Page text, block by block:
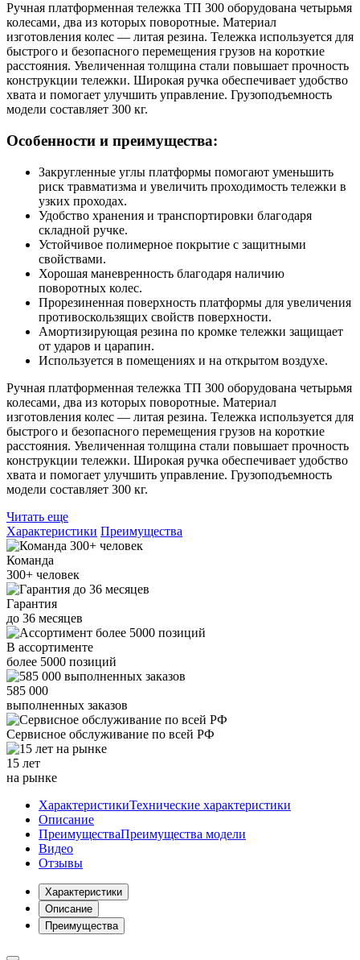
Ручная платформенная тележка ТП 300 оборудована четырьмя
колесами, два из которых поворотные. Материал
изготовления колес — литая резина. Тележка используется для
быстрого и безопасного перемещения грузов на короткие
расстояния. Увеличенная толщина стали повышает прочность
конструкции тележки. Широкая ручка обеспечивает удобство
хвата и помогает улучшить управление. Грузоподъемность
модели составляет 300 кг.
Особенности и преимущества:
Закругленные углы платформы помогают уменьшить
риск травматизма и увеличить проходимость тележки в
узких проходах.
Удобство хранения и транспортировки благодаря
складной ручке.
Устойчивое полимерное покрытие с защитными
свойствами.
Хорошая маневренность благодаря наличию
поворотных колес.
Прорезиненная поверхность платформы для увеличения
противоскользящих свойств поверхности.
Амортизирующая резина по кромке тележки защищает
от ударов и царапин.
Используется в помещениях и на открытом воздухе.
Ручная платформенная тележка ТП 300 оборудована четырьмя
колесами, два из которых поворотные. Материал
изготовления колес — литая резина. Тележка используется для
быстрого и безопасного перемещения грузов на короткие
расстояния. Увеличенная толщина стали повышает прочность
конструкции тележки. Широкая ручка обеспечивает удобство
хвата и помогает улучшить управление. Грузоподъемность
модели составляет 300 кг.
Читать еще
Характеристики Преимущества
Команда
300+ человек
Гарантия
до 36 месяцев
В ассортименте
более 5000 позиций
585 000
выполненных заказов
Сервисное обслуживание по всей РФ
15 лет
на рынке
ХарактеристикиТехнические характеристики
Описание
ПреимуществаПреимущества модели
Видео
Отзывы
Характеристики
Описание
Преимущества